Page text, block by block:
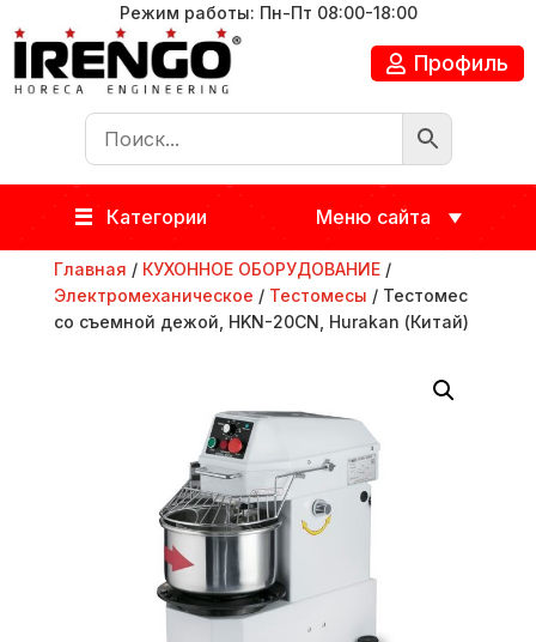
Режим работы: Пн-Пт 08:00-18:00
Профиль
Категории Меню сайта
Главная / КУХОННОЕ ОБОРУДОВАНИЕ/
Электромеханическое / Тестомесы / Тестомес
со съемной дежой, HKN-20CN, Hurakan (Китай)